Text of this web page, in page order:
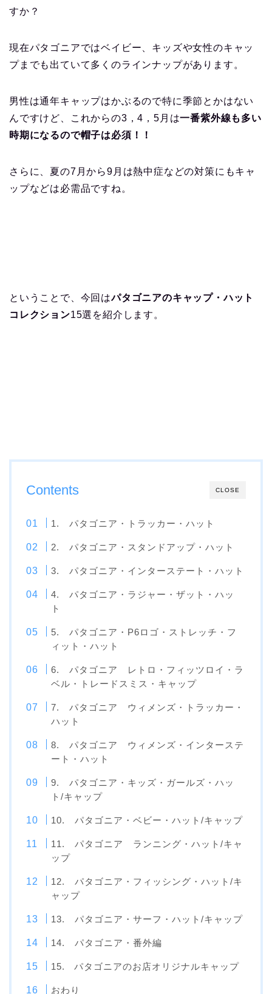
すか？
現在パタゴニアではベイビー、キッズや女性のキャッ
プまでも出ていて多くのラインナップがあります。
男性は通年キャップはかぶるので特に季節とかはない
んですけど、これからの3，4，5月は一番紫外線も多い
時期になるので帽子は必須！！
さらに、夏の7月から9月は熱中症などの対策にもキャ
ップなどは必需品ですね。
ということで、今回はパタゴニアのキャップ・ハット
コレクション15選を紹介します。
CLOSE
Contents
1. パタゴニア・トラッカー・ハット
2. パタゴニア・スタンドアップ・ハット
3. パタゴニア・インターステート・ハット
4. パタゴニア・ラジャー・ザット・ハッ
ト
5. パタゴニア・P6ロゴ・ストレッチ・フ
ィット・ハット
6. パタゴニア レトロ・フィッツロイ・ラ
ベル・トレードスミス・キャップ
7. パタゴニア ウィメンズ・トラッカー・
ハット
8. パタゴニア ウィメンズ・インターステ
ート・ハット
9. パタゴニア・キッズ・ガールズ・ハッ
ト/キャップ
10. パタゴニア・ベビー・ハット/キャップ
11. パタゴニア ランニング・ハット/キャ
ップ
12. パタゴニア・フィッシング・ハット/キ
ャップ
13. パタゴニア・サーフ・ハット/キャップ
14. パタゴニア・番外編
15. パタゴニアのお店オリジナルキャップ
おわり